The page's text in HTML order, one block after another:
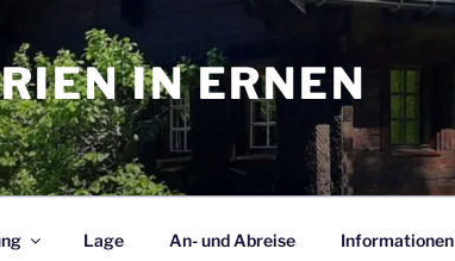
IN ERNEN
Lage An- und Abreise Informationen